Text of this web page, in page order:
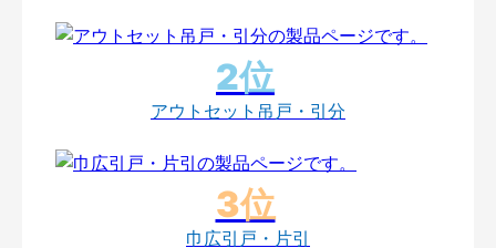
アウトセット吊戸・引分
巾広引戸・片引